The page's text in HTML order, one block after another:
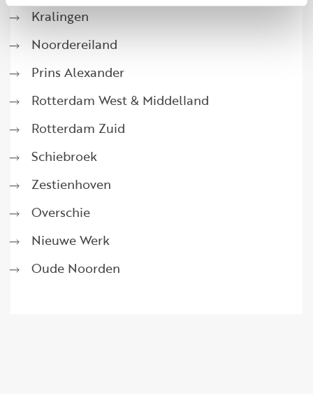
Kralingen
Noordereiland
Prins Alexander
Rotterdam West & Middelland
Rotterdam Zuid
Schiebroek
Zestienhoven
Overschie
Nieuwe Werk
Oude Noorden